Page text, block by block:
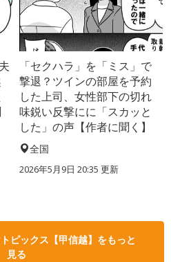
「セクハラ」を「ミス」で
撃退？ツインの部屋を予約
した上司、女性部下の切れ
味鋭い反撃にに「スカッと
した」の声【作者に聞く】
全国
2026年5月9日 20:35 更新
ピックス【甲信越】をもっと
見る